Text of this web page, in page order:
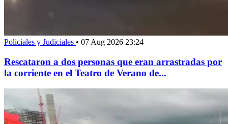
Policiales y Judiciales • 07 Aug 2026 23:24
Rescataron a dos personas que eran arrastradas por
la corriente en el Teatro de Verano de...